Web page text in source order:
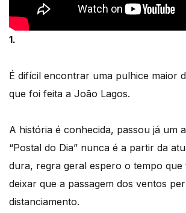
1.
É difícil encontrar uma pulhice maior
que foi feita a João Lagos.
A história é conhecida, passou já um
“Postal do Dia” nunca é a partir da
dura, regra geral espero o tempo
deixar que a passagem dos ventos
distanciamento.